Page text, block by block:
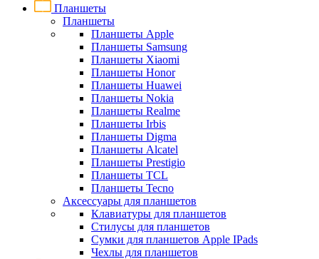
Планшеты
Планшеты
Планшеты Apple
Планшеты Samsung
Планшеты Xiaomi
Планшеты Honor
Планшеты Huawei
Планшеты Nokia
Планшеты Realme
Планшеты Irbis
Планшеты Digma
Планшеты Alcatel
Планшеты Prestigio
Планшеты TCL
Планшеты Tecno
Аксессуары для планшетов
Клавиатуры для планшетов
Стилусы для планшетов
Сумки для планшетов Apple IPads
Чехлы для планшетов